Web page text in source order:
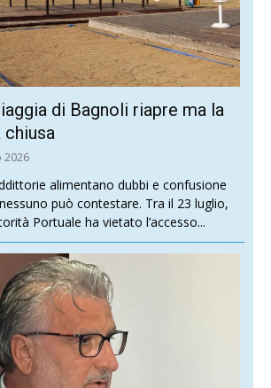
di Bagnoli riapre ma la
2026
alimentano dubbi e confusione
può contestare. Tra il 23 luglio,
Portuale ha vietato l’accesso...